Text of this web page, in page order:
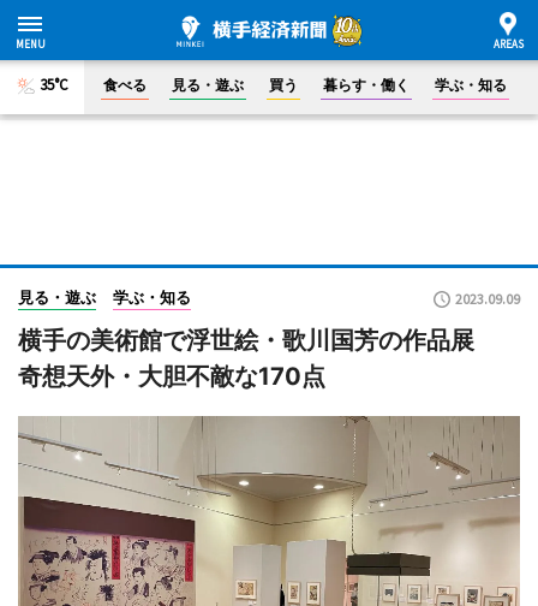
35°C 食べる 見る・遊ぶ 買う 暮らす・働く 学ぶ・知る
見る・遊ぶ 学ぶ・知る 2023.09.09
横手の美術館で浮世絵・歌川国芳の作品展
奇想天外・大胆不敵な170点